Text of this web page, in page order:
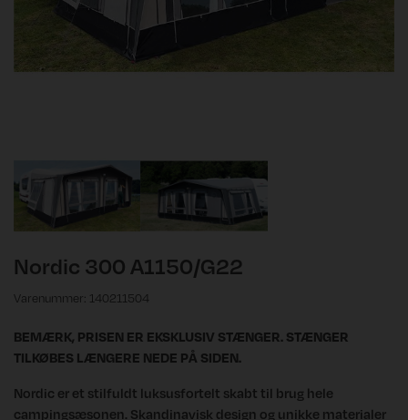
Nordic 300 A1150/G22
Varenummer: 140211504
BEMÆRK, PRISEN ER EKSKLUSIV STÆNGER. STÆNGER
TILKØBES LÆNGERE NEDE PÅ SIDEN.
Nordic er et stilfuldt luksusfortelt skabt til brug hele
campingsæsonen. Skandinavisk design og unikke materialer